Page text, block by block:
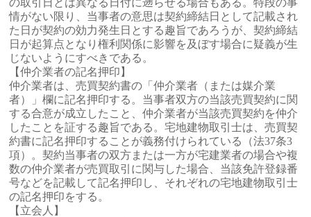
の取引日とは異なる日付に遡らせる場合もある。特段の事
情がない限り、当事者の意思は契約締結日として記載され
た日が契約の効力発生日とする趣旨であろうが、契約締結
日が起算点となり権利関係に影響を及ぼす場合に疑義が生
じないようにすべきである。
【仲介業者の記名押印】
仲介業者は、売買契約書の「仲介業者（または媒介業
者）」欄に記名押印する。当事者双方の当該売買契約に関
する合意が成立したこと、仲介業者が当該売買契約を仲介
したことを証する趣旨である。宅地建物取引士は、売買契
約書に記名押印することが義務付けられている（法37条3
項）。契約当事者の双方または一方が宅建業者の場合や複
数の仲介業者が売買取引に関与した場合、当該免許登録番
号などを記載して記名押印し、それぞれの宅地建物取引士
の記名押印をする。
【立会人】